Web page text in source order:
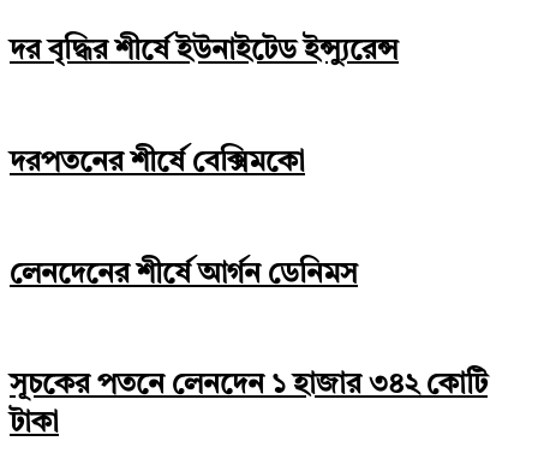
দর বৃদ্ধির শীর্ষে ইউনাইটেড ইন্স্যুরেন্স
দরপতনের শীর্ষে বেক্সিমকো
লেনদেনের শীর্ষে আর্গন ডেনিমস
সূচকের পতনে লেনদেন ১ হাজার ৩৪২ কোটি
টাকা